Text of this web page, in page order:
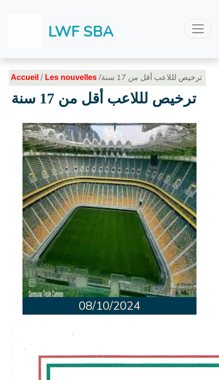
LWF SBA
Accueil/ Les nouvelles /ترخيص لللاعب أقل من 17 سنة
ترخيص لللاعب أقل من 17 سنة
08/10/2024